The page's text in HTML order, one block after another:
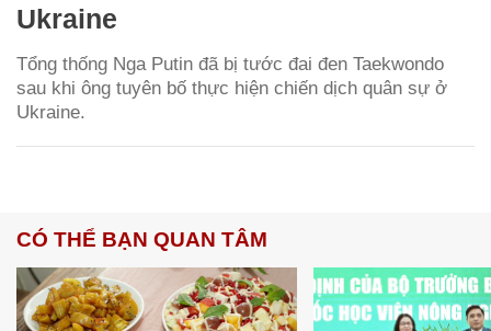
Ukraine
Tổng thống Nga Putin đã bị tước đai đen Taekwondo
sau khi ông tuyên bố thực hiện chiến dịch quân sự ở
Ukraine.
CÓ THỂ BẠN QUAN TÂM